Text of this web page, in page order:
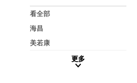
看全部
海昌
美若康
更多